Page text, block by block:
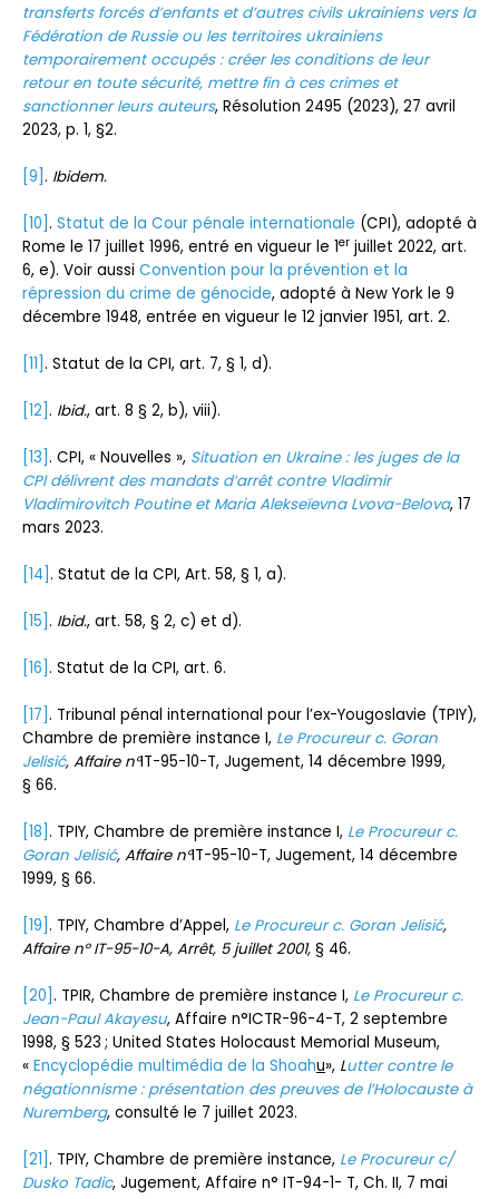
transferts forcés d’enfants et d’autres civils ukrainiens vers la
Fédération de Russie ou les territoires ukrainiens
temporairement occupés : créer les conditions de leur
retour en toute sécurité, mettre fin à ces crimes et
sanctionner leurs auteurs, Résolution 2495 (2023), 27 avril
2023, p. 1, §2.
[9] . Ibidem.
[10] . Statut de la Cour pénale internationale (CPI), adopté à
Rome le 17 juillet 1996, entré en vigueur le 1er juillet 2022, art.
6, e). Voir aussi Convention pour la prévention et la
répression du crime de génocide, adopté à New York le 9
décembre 1948, entrée en vigueur le 12 janvier 1951, art. 2.
[11] . Statut de la CPI, art. 7, § 1, d).
[12] . Ibid., art. 8 § 2, b), viii).
[13] . CPI, « Nouvelles », Situation en Ukraine : les juges de la
CPI délivrent des mandats d’arrêt contre Vladimir
Vladimirovitch Poutine et Maria Alekseïevna Lvova-Belova, 17
mars 2023.
[14] . Statut de la CPI, Art. 58, § 1, a).
[15] . Ibid., art. 58, § 2, c) et d).
[16] . Statut de la CPI, art. 6.
[17] . Tribunal pénal international pour l’ex-Yougoslavie (TPIY),
Chambre de première instance I, Le Procureur c. Goran
Jelisić, Affaire n°IT-95-10-T, Jugement, 14 décembre 1999,
§ 66.
[18] . TPIY, Chambre de première instance I, Le Procureur c.
Goran Jelisić, Affaire n°IT-95-10-T, Jugement, 14 décembre
1999, § 66.
[19] . TPIY, Chambre d’Appel, Le Procureur c. Goran Jelisić,
Affaire n° IT-95-10-A, Arrêt, 5 juillet 2001, § 46.
[20] . TPIR, Chambre de première instance I, Le Procureur c.
Jean-PaulAkayesu, Affaire n°ICTR-96-4-T, 2 septembre
1998, § 523 ; United States Holocaust Memorial Museum,
« Encyclopédie multimédia de la Shoahu», Lutter contre le
négationnisme : présentation des preuves de l’Holocauste à
Nuremberg, consulté le 7 juillet 2023.
[21] . TPIY, Chambre de première instance, Le Procureur c/
Dusko Tadic, Jugement, Affaire n° IT-94-1- T, Ch. II, 7 mai